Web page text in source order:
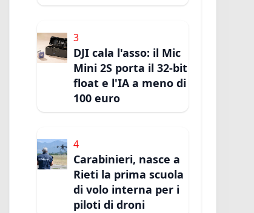
3
DJI cala l'asso: il Mic
Mini 2S porta il 32-bit
float e l'IA a meno di
100 euro
4
Carabinieri, nasce a
Rieti la prima scuola
di volo interna per i
piloti di droni